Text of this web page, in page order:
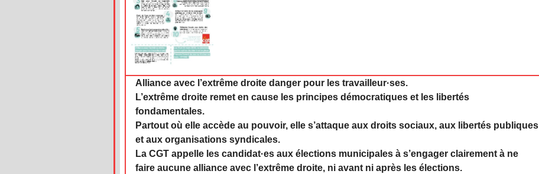
Alliance avec l’extrême droite danger pour les travailleur·ses.
L’extrême droite remet en cause les principes démocratiques et les libertés
fondamentales.
Partout où elle accède au pouvoir, elle s’attaque aux droits sociaux, aux libertés publiques
et aux organisations syndicales.
La CGT appelle les candidat·es aux élections municipales à s’engager clairement à ne
faire aucune alliance avec l’extrême droite, ni avant ni après les élections.